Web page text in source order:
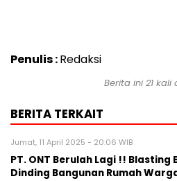
Penulis :Redaksi
Berita ini 21
BERITA TERKAIT
Jumat, 11 April 2025 - 20:06 WIB
PT. ONT Berulah Lagi !!
Dinding Bangunan Rumah